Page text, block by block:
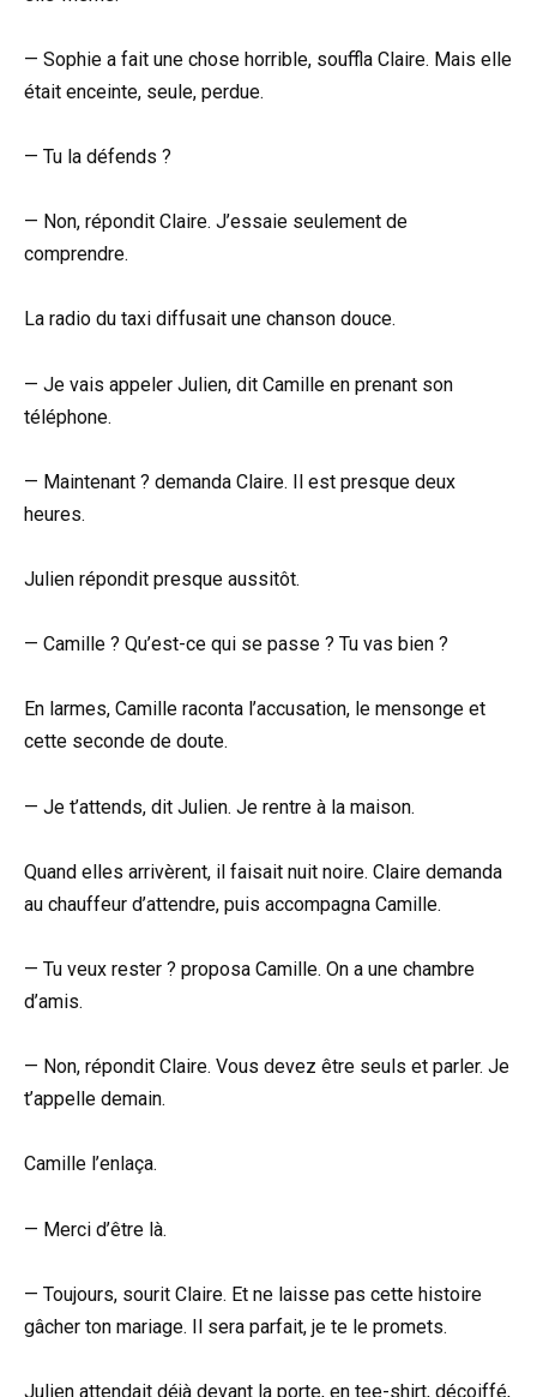
— Sophie a fait une chose horrible, souffla Claire. Mais elle
était enceinte, seule, perdue.
— Tu la défends ?
— Non, répondit Claire. J’essaie seulement de
comprendre.
La radio du taxi diffusait une chanson douce.
— Je vais appeler Julien, dit Camille en prenant son
téléphone.
— Maintenant ? demanda Claire. Il est presque deux
heures.
Julien répondit presque aussitôt.
— Camille ? Qu’est-ce qui se passe ? Tu vas bien ?
En larmes, Camille raconta l’accusation, le mensonge et
cette seconde de doute.
— Je t’attends, dit Julien. Je rentre à la maison.
Quand elles arrivèrent, il faisait nuit noire. Claire demanda
au chauffeur d’attendre, puis accompagna Camille.
— Tu veux rester ? proposa Camille. On a une chambre
d’amis.
— Non, répondit Claire. Vous devez être seuls et parler. Je
t’appelle demain.
Camille l’enlaça.
— Merci d’être là.
— Toujours, sourit Claire. Et ne laisse pas cette histoire
gâcher ton mariage. Il sera parfait, je te le promets.
Julien attendait déjà devant la porte, en tee-shirt, décoiffé,